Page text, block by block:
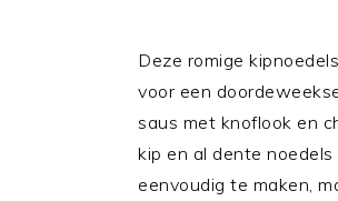
Deze romige
voor een
saus met knoflook en
kip en al dente
eenvoudig te maken,